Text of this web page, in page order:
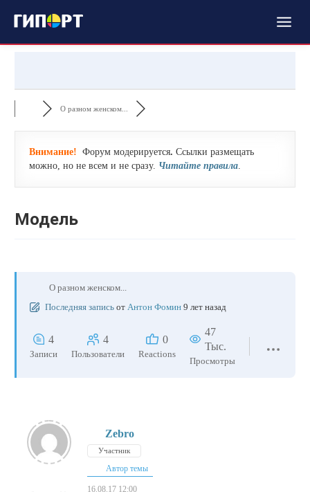
О разном женском...
Внимание! Форум модерируется. Ссылки размещать
можно, но не всем и не сразу. Читайте правила.
Модель
О разном женском...
Последняя запись от Антон Фомин 9 лет назад
4
Записи
4
Пользователи
0
Reactions
47
Тыс.
Просмотры
Zebro
Участник
Автор темы
16.08.17 12:00